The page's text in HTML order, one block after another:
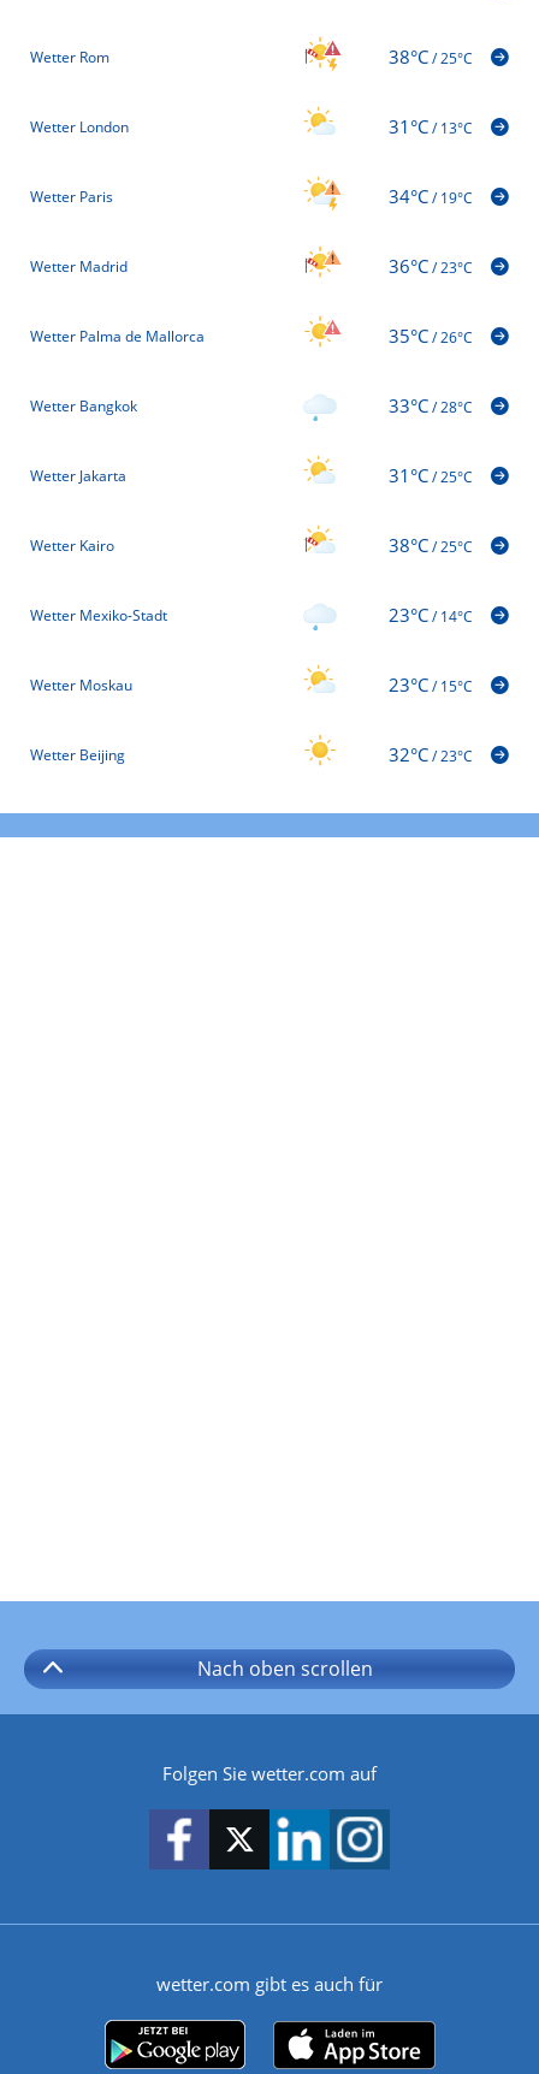
Wetter Rom 38°C/25°C
Wetter London 31°C/13°C
Wetter Paris 34°C/19°C
Wetter Madrid 36°C/23°C
Wetter Palma de Mallorca 35°C/26°C
Wetter Bangkok 33°C/28°C
Wetter Jakarta 31°C/25°C
Wetter Kairo 38°C/25°C
Wetter Mexiko-Stadt 23°C/14°C
Wetter Moskau 23°C/15°C
Wetter Beijing 32°C/23°C
Nach oben scrollen
Folgen Sie wetter.com auf
wetter.com gibt es auch für